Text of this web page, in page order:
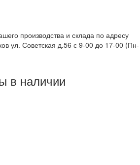
производства и склада по адресу
ул. Советская д.56 с 9-00 до 17-00 (Пн-
в наличии